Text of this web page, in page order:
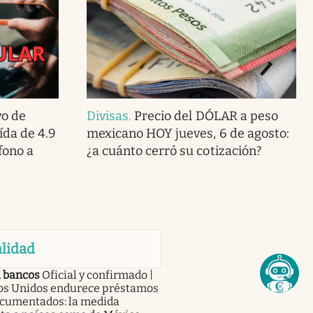
de
de 4.9
a
Divisas. Precio del DÓLAR a peso
mexicano HOY jueves, 6 de agosto:
¿a cuánto cerró su cotización?
Oficial y confirmado |
Unidos endurece préstamos
la medida